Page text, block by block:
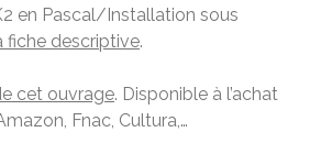
en Pascal/Installation sous
fiche descriptive.
cet ouvrage. Disponible à l’achat
Fnac, Cultura,…